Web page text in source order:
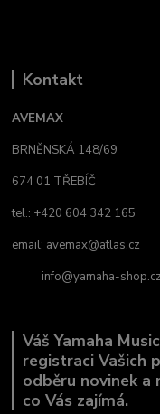
Kontakt
AVEMAX
BRNĚNSKÁ 148/69
674 01 TŘEBÍČ
tel.: +420 604 342 165
email: avemax@atlas.cz
info@yamaha-shop.cz
Váš Yamaha
registraci Vašich
odběru novinek
co Vás zajímá.